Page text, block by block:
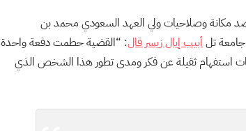
مكانة وصلاحيات ولي العهد السعودي محمد بن
جامعة تلأبيب إيال زيسر قال: “القضية حطمت دفعة واحدة
استفهام ثقيلة عن فكر ومدى تطور هذا الشخص الذي